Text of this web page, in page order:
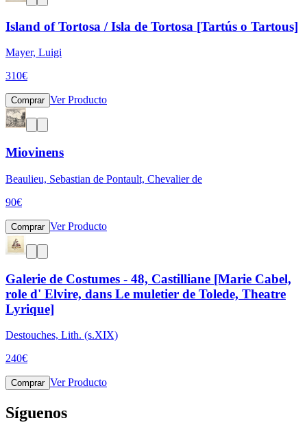
Island of Tortosa / Isla de Tortosa [Tartús o Tartous]
Mayer, Luigi
310€
Comprar Ver Producto
Miovinens
Beaulieu, Sebastian de Pontault, Chevalier de
90€
Comprar Ver Producto
Galerie de Costumes - 48, Castilliane [Marie Cabel,
role d' Elvire, dans Le muletier de Tolede, Theatre
Lyrique]
Destouches, Lith. (s.XIX)
240€
Comprar Ver Producto
Síguenos